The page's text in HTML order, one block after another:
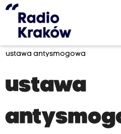
ustawa antysmogowa
ustawa